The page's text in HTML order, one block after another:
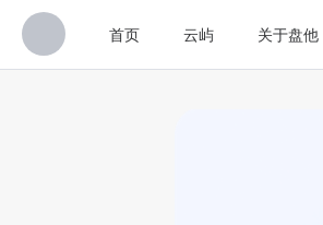
首页 云屿 关于盘他